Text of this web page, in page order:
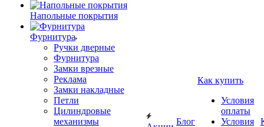
Напольные покрытия
Фурнитура
Ручки дверные
Фурнитура
Замки врезные
Реклама
Замки накладные
Петли
Цилиндровые
механизмы
Блог
Как купить
Условия
оплаты
Условия